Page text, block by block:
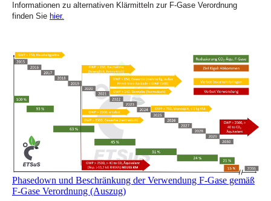
Informationen zu alternativen Klärmitteln zur F-Gase Verordnung
finden Sie hier.
Phasedown und Beschränkung der Verwendung F-Gase gemäß
F-Gase Verordnung (Auszug)